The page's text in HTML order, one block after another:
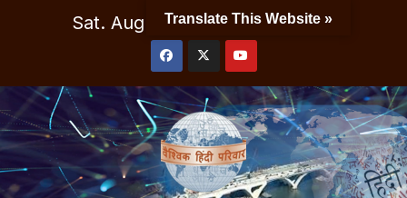
Sat. Aug 8th, 2026 10:15:51 AM
Translate This Website »